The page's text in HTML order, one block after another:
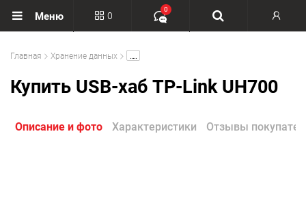
Меню 0
0
Главная Хранение данных
Купить USB-хаб TP-Link UH700
Описание и фото Характеристики Отзывы